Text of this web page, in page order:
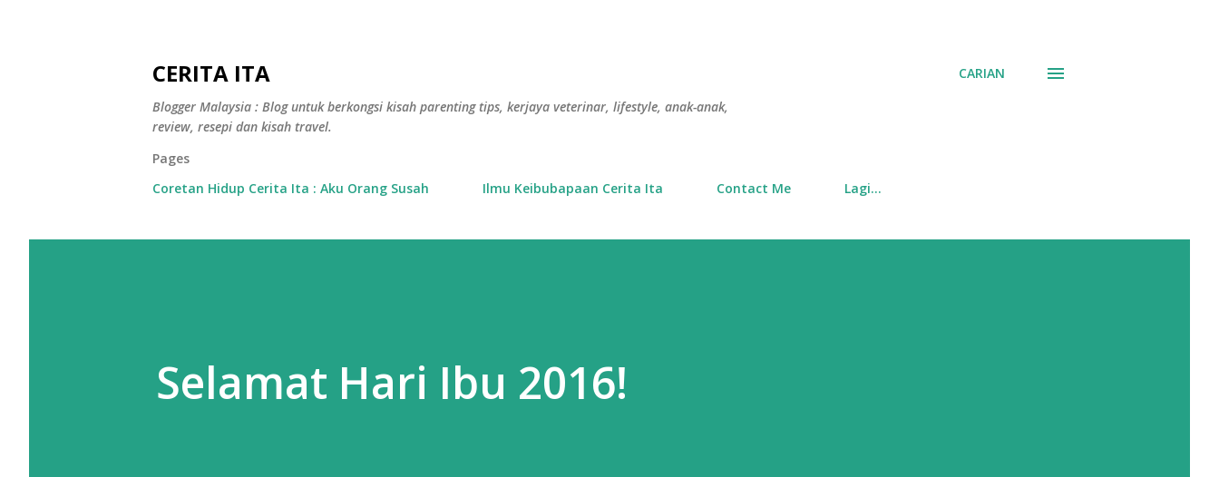
CERITA ITA
Blogger Malaysia : Blog untuk berkongsi kisah parenting tips, kerjaya veterinar, lifestyle, anak-anak,
review, resepi dan kisah travel.
CARIAN
Pages
Coretan Hidup Cerita Ita : Aku Orang Susah
Ilmu Keibubapaan Cerita Ita Contact Me Lagi…
Selamat Hari Ibu 2016!